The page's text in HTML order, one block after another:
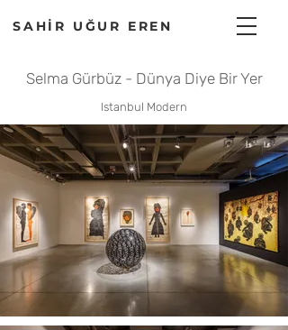
SAHİR UĞUR EREN
Selma Gürbüz - Dünya Diye Bir Yer
Istanbul Modern